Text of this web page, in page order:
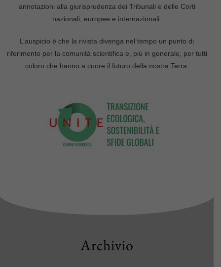
annotazioni alla giurisprudenza dei Tribunali e delle Corti
nazionali, europee e internazionali.
L’auspicio è che la rivista divenga nel tempo un punto di
riferimento per la comunità scientifica e, più in generale, per tutti
coloro che hanno a cuore il futuro della nostra Terra
Archivio